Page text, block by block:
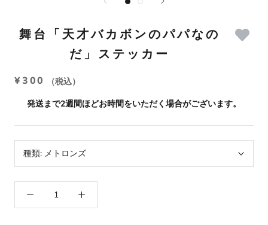
舞台「天才バカボンのパパなの
だ」ステッカー
¥300
（税込）
発送まで2週間ほどお時間をいただく場合がございます。
種類: メトロンズ